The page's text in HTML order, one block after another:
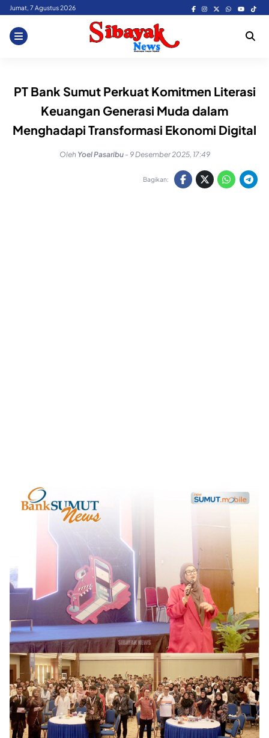
Skip
content
Jumat, 7 Agustus 2026
PT Bank Sumut Perkuat Komitmen Literasi
Keuangan Generasi Muda dalam
Menghadapi Transformasi Ekonomi Digital
Oleh Yoel Pasaribu - 9 Desember 2025, 17:49
Bagikan: